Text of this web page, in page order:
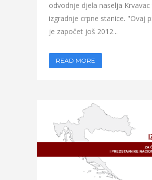
odvodnje djela naselja Krvavac
izgradnje crpne stanice. "Ovaj
je započet još 2012...
READ MORE